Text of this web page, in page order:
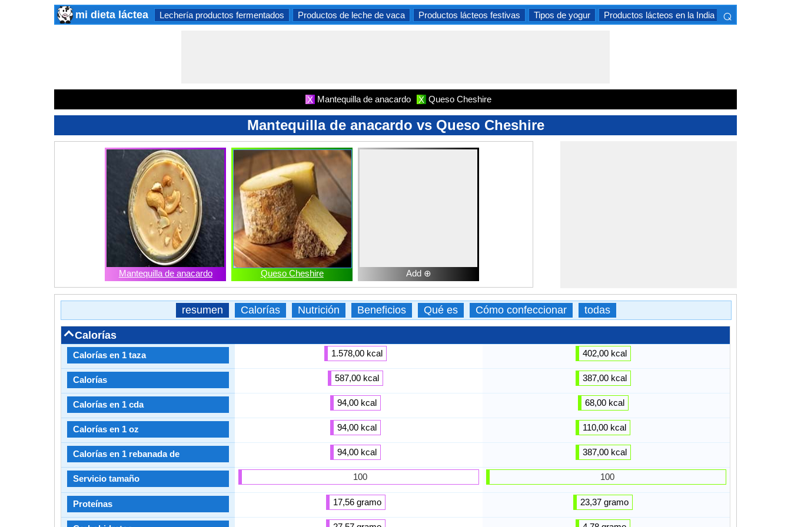
mi dieta láctea Lechería productos fermentados Productos de leche de vaca Productos lácteos festivas Tipos de yogur Productos lácteos en la India Alimentos
⌕
X Mantequilla de anacardo X Queso Cheshire
Mantequilla de anacardo vs Queso Cheshire
Mantequilla de anacardo Queso Cheshire Add ⊕
resumen Calorías Nutrición Beneficios Qué es Cómo confeccionar todas
Calorías
Calorías en 1 taza
Calorías
Calorías en 1 cda
Calorías en 1 oz
Calorías en 1 rebanada de
Servicio tamaño
Proteínas
1.578,00 kcal
587,00 kcal
94,00 kcal
94,00 kcal
94,00 kcal
100
17,56 gramo
402,00 kcal
387,00 kcal
68,00 kcal
110,00 kcal
387,00 kcal
100
23,37 gramo